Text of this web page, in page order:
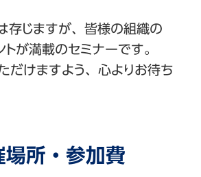
存じますが、皆様の組織の
トが満載のセミナーです。
だけますよう、心よりお待ち
場所・参加費